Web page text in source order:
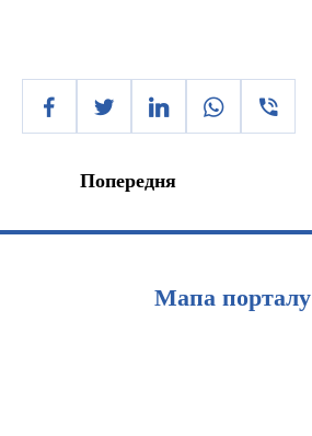
Попередня
Мапа порталу